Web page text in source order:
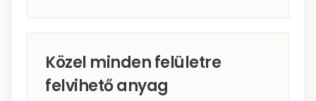
Közel minden felületre
felvihető anyag